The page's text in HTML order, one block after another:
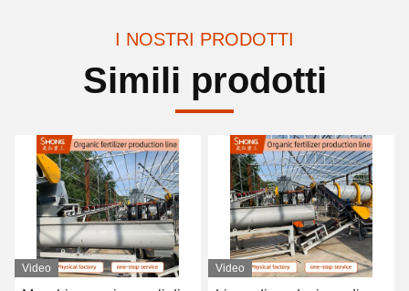
I NOSTRI PRODOTTI
Simili prodotti
Video Video